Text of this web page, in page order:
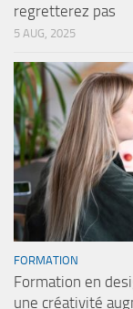
regretterez pas
5 AUG, 2025
FORMATION
Formation en
une créativité